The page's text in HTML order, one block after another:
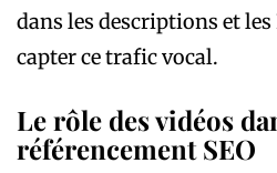
dans les descriptions et
capter ce trafic vocal.
Le rôle des vidéos
référencement SEO